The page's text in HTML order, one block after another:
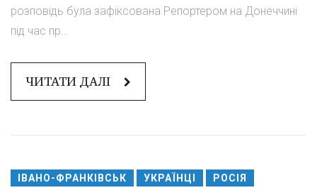
розповідь була зафіксована Репортером на Донеччині
під час пр...
ЧИТАТИ ДАЛІ
ІВАНО-ФРАНКІВСЬК УКРАЇНЦІ РОСІЯ